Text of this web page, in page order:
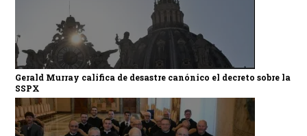
Gerald Murray califica de desastre canónico el decreto sobre la
SSPX